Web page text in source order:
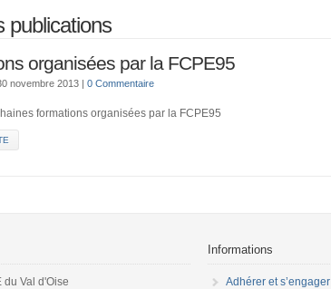
publications
organisées par la FCPE95
novembre 2013 | 0 Commentaire
formations organisées par la FCPE95
du Val d'Oise
Informations
Adhérer et s’engager